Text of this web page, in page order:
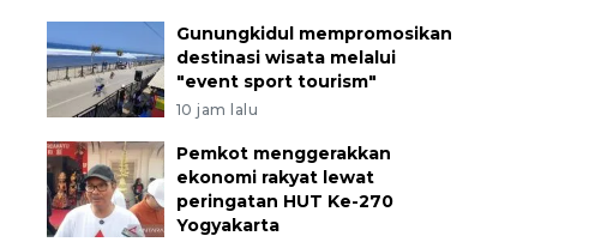
Gunungkidul mempromosikan
destinasi wisata melalui
"event sport tourism"
10 jam lalu
Pemkot menggerakkan
ekonomi rakyat lewat
peringatan HUT Ke-270
Yogyakarta